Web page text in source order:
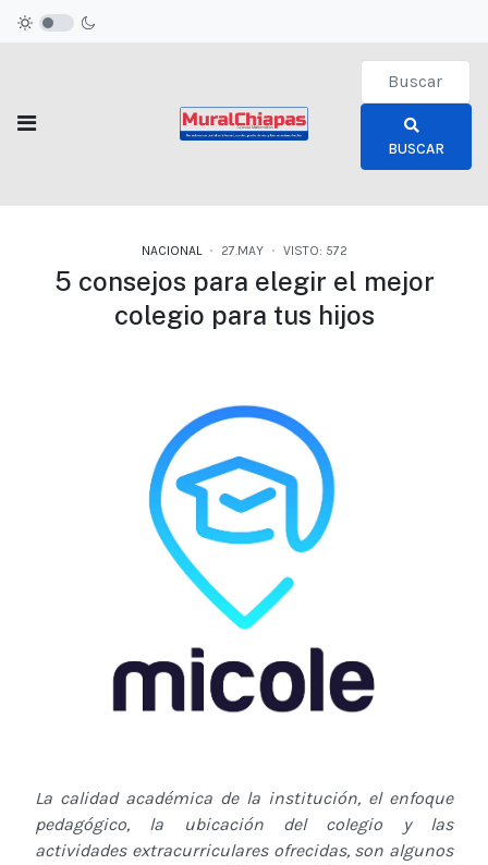
Type 2 or
BUSCAR
NACIONAL 27.MAY VISTO: 572
5 consejos para elegir el mejor
colegio para tus hijos
La calidad académica de la institución, el enfoque
pedagógico, la ubicación del colegio y las
actividades extracurriculares ofrecidas, son algunos